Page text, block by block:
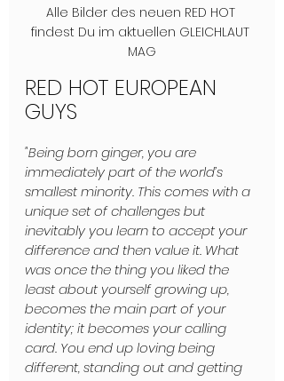
Alle Bilder des neuen RED HOT
findest Du im aktuellen GLEICHLAUT
MAG
RED HOT EUROPEAN
GUYS
"Being born ginger, you are
immediately part of the world’s
smallest minority. This comes with a
unique set of challenges but
inevitably you learn to accept your
difference and then value it. What
was once the thing you liked the
least about yourself growing up,
becomes the main part of your
identity; it becomes your calling
card. You end up loving being
different, standing out and getting